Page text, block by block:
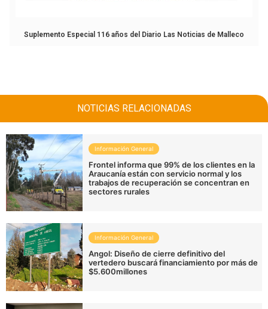
Suplemento Especial 116 años del Diario Las Noticias de Malleco
NOTICIAS RELACIONADAS
Información General
Frontel informa que 99% de los clientes en la
Araucanía están con servicio normal y los
trabajos de recuperación se concentran en
sectores rurales
Información General
Angol: Diseño de cierre definitivo del
vertedero buscará financiamiento por más de
$5.600millones